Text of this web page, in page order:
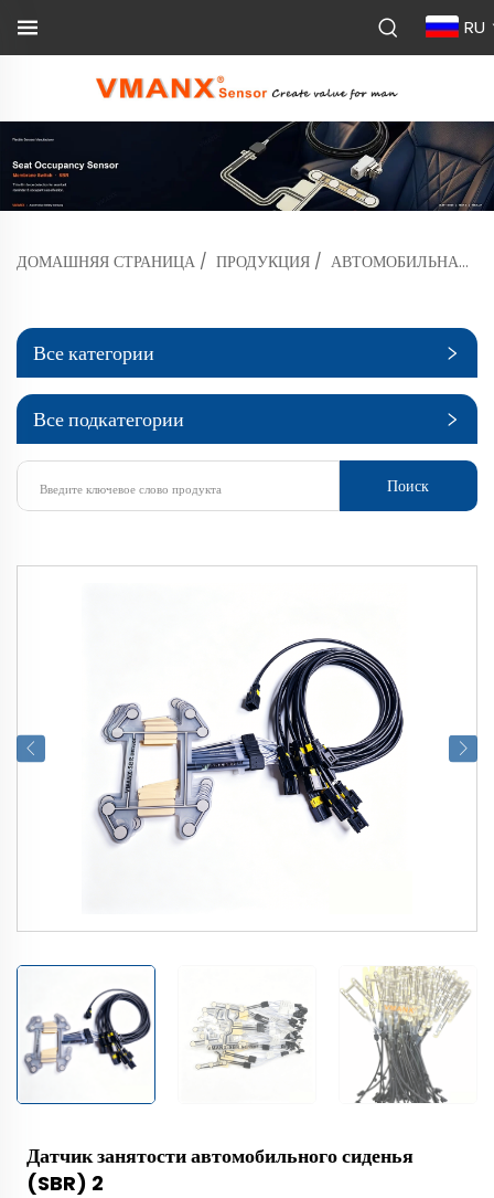
RU
ДОМАШНЯЯ СТРАНИЦА / ПРОДУКЦИЯ / АВТОМОБИЛЬНАЯ ЭЛЕКТРОНИКА
Все категории
Все подкатегории
Поиск
Датчик занятости автомобильного сиденья
(SBR) 2